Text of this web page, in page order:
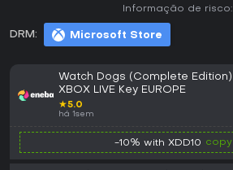
DRM: Microsoft Store
Informação de risco:
Watch Dogs (Complete Edition)
XBOX LIVE Key EUROPE
★5.0
há 1sem
-10% with XDD10 copy